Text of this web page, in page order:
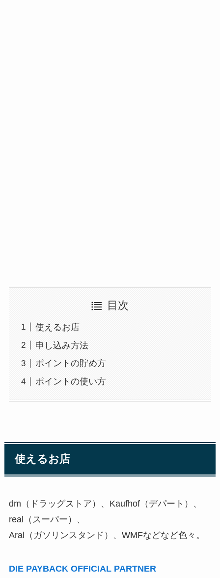
目次
使えるお店
申し込み方法
ポイントの貯め方
ポイントの使い方
使えるお店
dm（ドラッグストア）、Kaufhof（デパート）、
real（スーパー）、
Aral（ガソリンスタンド）、WMFなどなど色々。
DIE PAYBACK OFFICIAL PARTNER